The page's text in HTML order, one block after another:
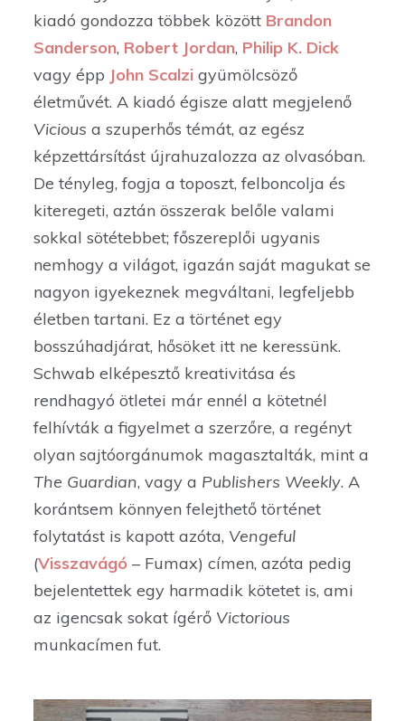
kiadó gondozza többek között Brandon
Sanderson, Robert Jordan, Philip K. Dick
vagy épp John Scalzi gyümölcsöző
életművét. A kiadó égisze alatt megjelenő
Vicious a szuperhős témát, az egész
képzettársítást újrahuzalozza az olvasóban.
De tényleg, fogja a toposzt, felboncolja és
kiteregeti, aztán összerak belőle valami
sokkal sötétebbet; főszereplői ugyanis
nemhogy a világot, igazán saját magukat se
nagyon igyekeznek megváltani, legfeljebb
életben tartani. Ez a történet egy
bosszúhadjárat, hősöket itt ne keressünk.
Schwab elképesztő kreativitása és
rendhagyó ötletei már ennél a kötetnél
felhívták a figyelmet a szerzőre, a regényt
olyan sajtóorgánumok magasztalták, mint a
The Guardian, vagy a Publishers Weekly. A
korántsem könnyen felejthető történet
folytatást is kapott azóta, Vengeful
(Visszavágó – Fumax) címen, azóta pedig
bejelentettek egy harmadik kötetet is, ami
az igencsak sokat ígérő Victorious
munkacímen fut.